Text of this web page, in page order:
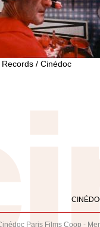
/ Cinédoc
Paris Films Coop -